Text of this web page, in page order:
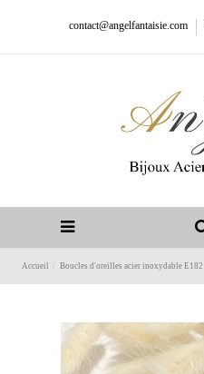
contact@angelfantaisie.com
Accueil Boucles d'oreilles acier inoxydable E182